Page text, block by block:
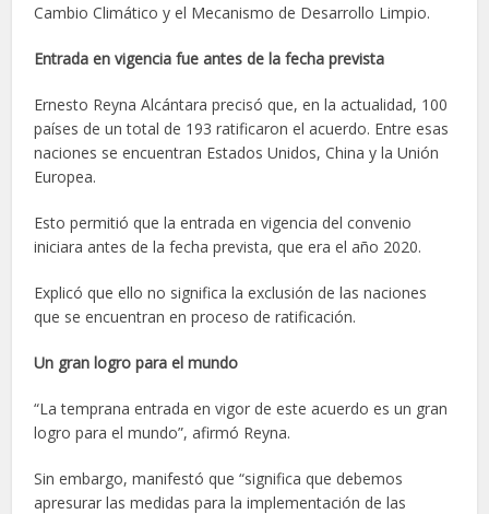
Cambio Climático y el Mecanismo de Desarrollo Limpio.
Entrada en vigencia fue antes de la fecha prevista
Ernesto Reyna Alcántara precisó que, en la actualidad, 100
países de un total de 193 ratificaron el acuerdo. Entre esas
naciones se encuentran Estados Unidos, China y la Unión
Europea.
Esto permitió que la entrada en vigencia del convenio
iniciara antes de la fecha prevista, que era el año 2020.
Explicó que ello no significa la exclusión de las naciones
que se encuentran en proceso de ratificación.
Un gran logro para el mundo
“La temprana entrada en vigor de este acuerdo es un gran
logro para el mundo”, afirmó Reyna.
Sin embargo, manifestó que “significa que debemos
apresurar las medidas para la implementación de las